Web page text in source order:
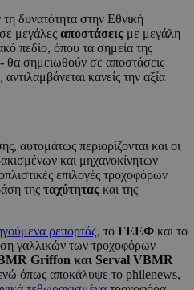
δυνατότητα στην Εθνική
μεγάλες αποστάσεις με μεγάλη
πεδίο, όπου τα σημεία της
θα σημειωθούν σε αποστάσεις
κανείς την αξία
αυτομάτως περιορίζονται και οι
και μηχανοκίνητων
επιλογές τροχοφόρων
της ταχύτητας και της
ρεπορτάζ, το ΓΕΕΦ και το
γαλλικών των τροχοφόρων
Griffon και Serval VBMR
όπως αποκάλυψε το philenews,